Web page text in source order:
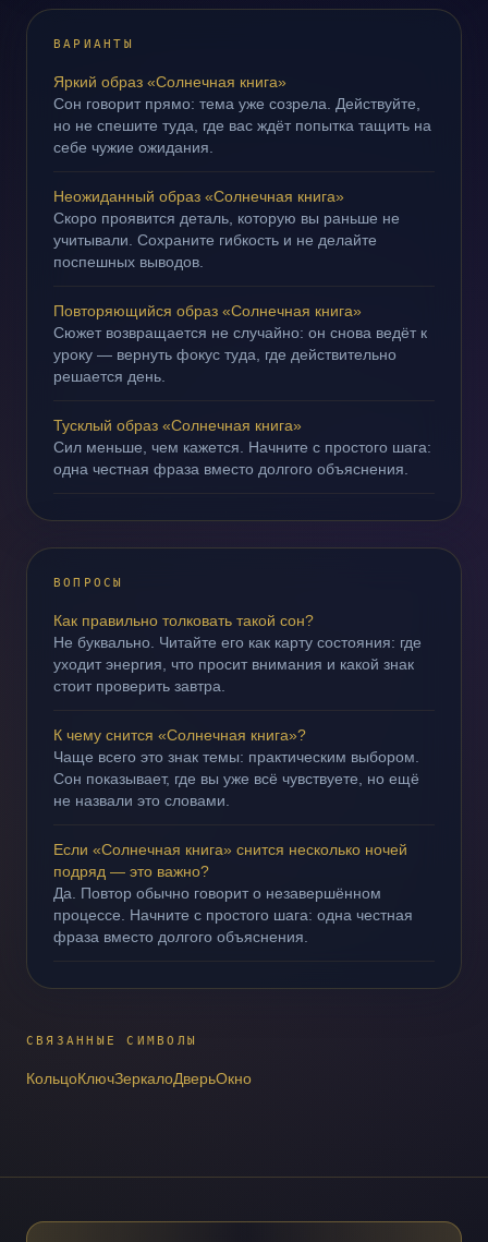
ВАРИАНТЫ
Яркий образ «Солнечная книга»
Сон говорит прямо: тема уже созрела. Действуйте,
но не спешите туда, где вас ждёт попытка тащить на
себе чужие ожидания.
Неожиданный образ «Солнечная книга»
Скоро проявится деталь, которую вы раньше не
учитывали. Сохраните гибкость и не делайте
поспешных выводов.
Повторяющийся образ «Солнечная книга»
Сюжет возвращается не случайно: он снова ведёт к
уроку — вернуть фокус туда, где действительно
решается день.
Тусклый образ «Солнечная книга»
Сил меньше, чем кажется. Начните с простого шага:
одна честная фраза вместо долгого объяснения.
ВОПРОСЫ
Как правильно толковать такой сон?
Не буквально. Читайте его как карту состояния: где
уходит энергия, что просит внимания и какой знак
стоит проверить завтра.
К чему снится «Солнечная книга»?
Чаще всего это знак темы: практическим выбором.
Сон показывает, где вы уже всё чувствуете, но ещё
не назвали это словами.
Если «Солнечная книга» снится несколько ночей
подряд — это важно?
Да. Повтор обычно говорит о незавершённом
процессе. Начните с простого шага: одна честная
фраза вместо долгого объяснения.
СВЯЗАННЫЕ СИМВОЛЫ
КольцоКлючЗеркалоДверьОкно